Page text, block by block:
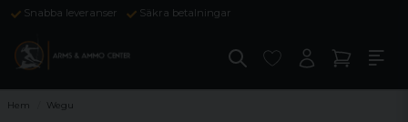
Snabba leveranser Säkra betalningar
Hem Wegu